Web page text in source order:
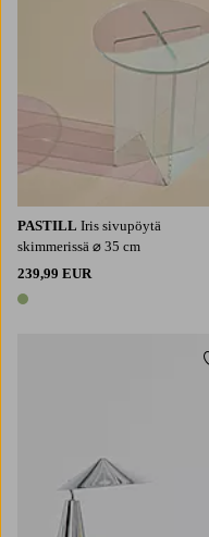
PASTILL Iris sivupöytä
skimmerissä ⌀ 35 cm
239,99 EUR
1 väri